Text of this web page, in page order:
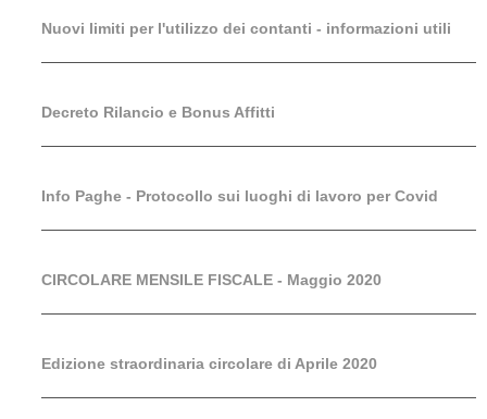
Nuovi limiti per l'utilizzo dei contanti - informazioni utili
Decreto Rilancio e Bonus Affitti
Info Paghe - Protocollo sui luoghi di lavoro per Covid
CIRCOLARE MENSILE FISCALE - Maggio 2020
Edizione straordinaria circolare di Aprile 2020